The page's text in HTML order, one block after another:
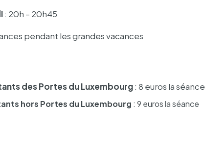
: 20h – 20h45
pendant les grandes vacances
des Portes du Luxem­bourg: 8 euros la séance
hors Portes du Luxem­bourg : 9 euros la séance